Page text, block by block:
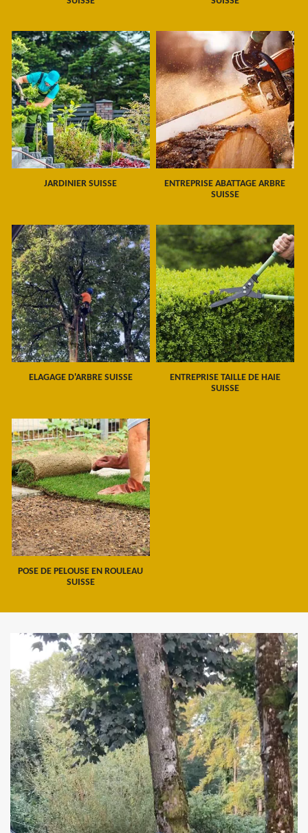
JARDINIER SUISSE
ENTREPRISE ABATTAGE ARBRE
SUISSE
ELAGAGE D'ARBRE SUISSE
ENTREPRISE TAILLE DE HAIE
SUISSE
POSE DE PELOUSE EN ROULEAU
SUISSE